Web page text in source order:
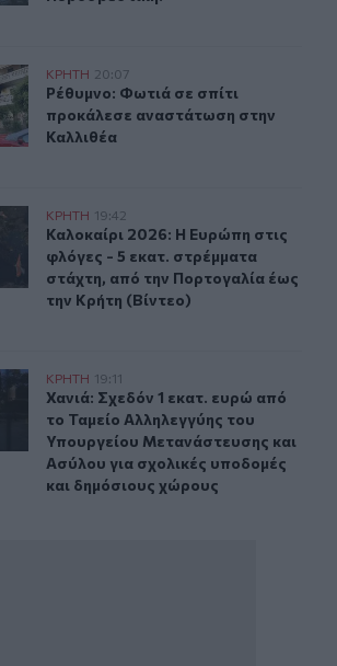
σε σπίτι προκάλεσε αναστάτωση στην
ΚΡΗΤΗ 20:07
Ρέθυμνο: Φωτιά σε σπίτι
Ρέθυμνο: Φωτιά σε σπίτι
προκάλεσε αναστάτωση στην
Καλλιθέα
Η Ευρώπη στις φλόγες - 5 εκατ.
ΚΡΗΤΗ 19:42
Καλοκαίρι 2026: Η Ευρώπη στις
Καλοκαίρι 2026: Η Ευρώπη στις
φλόγες - 5 εκατ. στρέμματα
στάχτη, από την Πορτογαλία έως
την Κρήτη (Βίντεο)
1 εκατ. ευρώ από το Ταμείο
ΚΡΗΤΗ 19:11
Χανιά: Σχεδόν 1 εκατ. ευρώ από το
Χανιά: Σχεδόν 1 εκατ. ευρώ από
το Ταμείο Αλληλεγγύης του
Υπουργείου Μετανάστευσης και
Ασύλου για σχολικές υποδομές
και δημόσιους χώρους